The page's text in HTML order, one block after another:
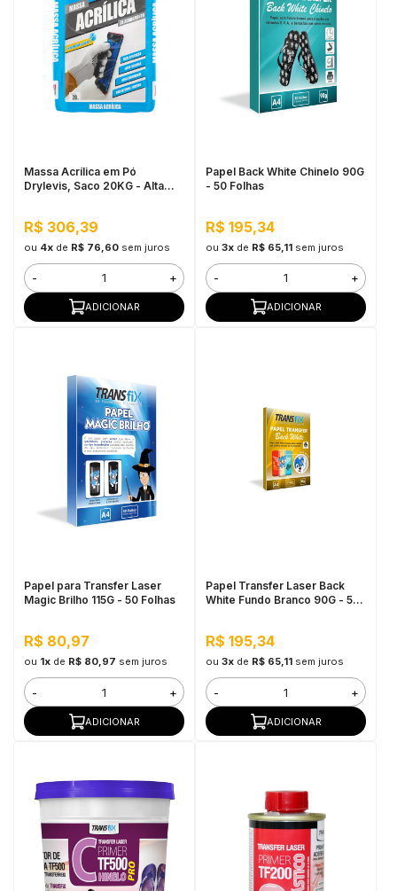
Massa Acrílica em Pó
Drylevis, Saco 20KG - Alta
R$ 306,39
ou 4xde R$ 76,60 sem juros
- +
ADICIONAR
Papel Back White Chinelo 90G
- 50 Folhas
R$ 195,34
ou 3xde R$ 65,11 sem juros
- +
ADICIONAR
Papel para Transfer Laser
Magic Brilho 115G - 50 Folhas
R$ 80,97
ou 1xde R$ 80,97 sem juros
- +
ADICIONAR
Papel Transfer Laser Back
White Fundo Branco 90G - 50
R$ 195,34
ou 3xde R$ 65,11 sem juros
- +
ADICIONAR